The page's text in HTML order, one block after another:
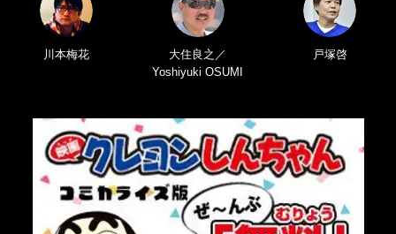
川本梅花
大住良之／
Yoshiyuki OSUMI
戸塚啓